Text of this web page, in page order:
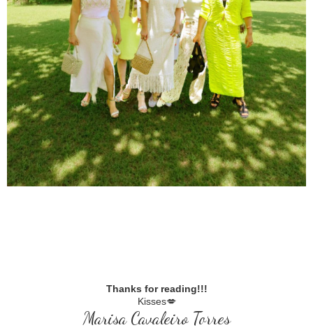
Thanks for reading!!!
Kisses💋
Marisa Cavaleiro Torres